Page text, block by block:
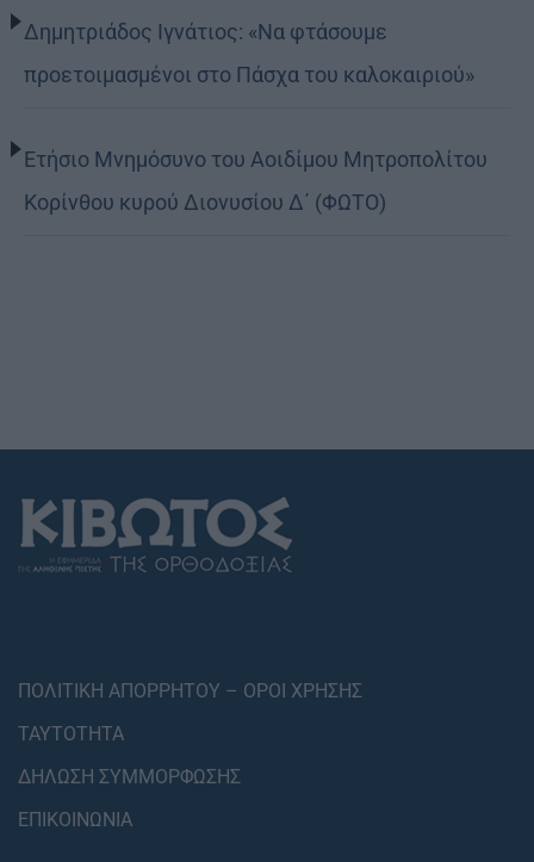
Δημητριάδος Ιγνάτιος: «Να φτάσουμε
προετοιμασμένοι στο Πάσχα του καλοκαιριού»
Ετήσιο Μνημόσυνο του Αοιδίμου Μητροπολίτου
Κορίνθου κυρού Διονυσίου Δ΄ (ΦΩΤΟ)
ΠΟΛΙΤΙΚΗ ΑΠΟΡΡΗΤΟΥ – ΟΡΟΙ ΧΡΗΣΗΣ
ΤΑΥΤΟΤΗΤΑ
ΔΗΛΩΣΗ ΣΥΜΜΟΡΦΩΣΗΣ
ΕΠΙΚΟΙΝΩΝΙΑ